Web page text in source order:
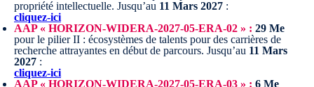
propriété intellectuelle. Jusqu’au 11 Mars 2027 :
cliquez-ici
AAP « HORIZON-WIDERA-2027-05-ERA-02 » : 29 Me
pour le pilier II : écosystèmes de talents pour des carrières de
recherche attrayantes en début de parcours. Jusqu’au 11 Mars
2027 :
cliquez-ici
AAP « HORIZON-WIDERA-2027-05-ERA-03 » : 6 Me